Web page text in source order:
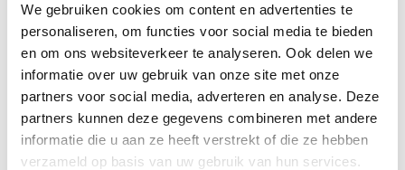
We gebruiken cookies om content en advertenties te
personaliseren, om functies voor social media te bieden
en om ons websiteverkeer te analyseren. Ook delen we
informatie over uw gebruik van onze site met onze
partners voor social media, adverteren en analyse. Deze
partners kunnen deze gegevens combineren met andere
informatie die u aan ze heeft verstrekt of die ze hebben
verzameld op basis van uw gebruik van hun services.